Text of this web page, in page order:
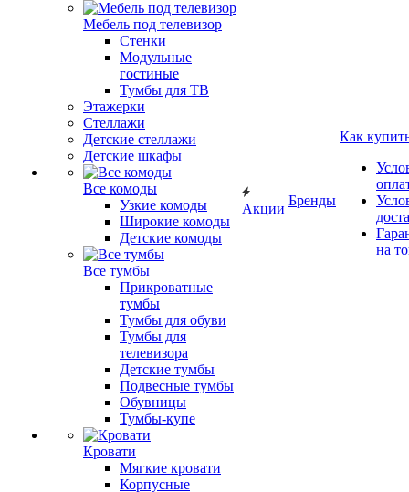
Мебель под телевизор
Стенки
Модульные
гостиные
Тумбы для ТВ
Этажерки
Стеллажи
Детские стеллажи
Детские шкафы
Все комоды
Узкие комоды
Широкие комоды
Детские комоды
Все тумбы
Прикроватные
тумбы
Тумбы для обуви
Тумбы для
телевизора
Детские тумбы
Подвесные тумбы
Обувницы
Тумбы-купе
Кровати
Мягкие кровати
Корпусные
Акции
Бренды
Как
на